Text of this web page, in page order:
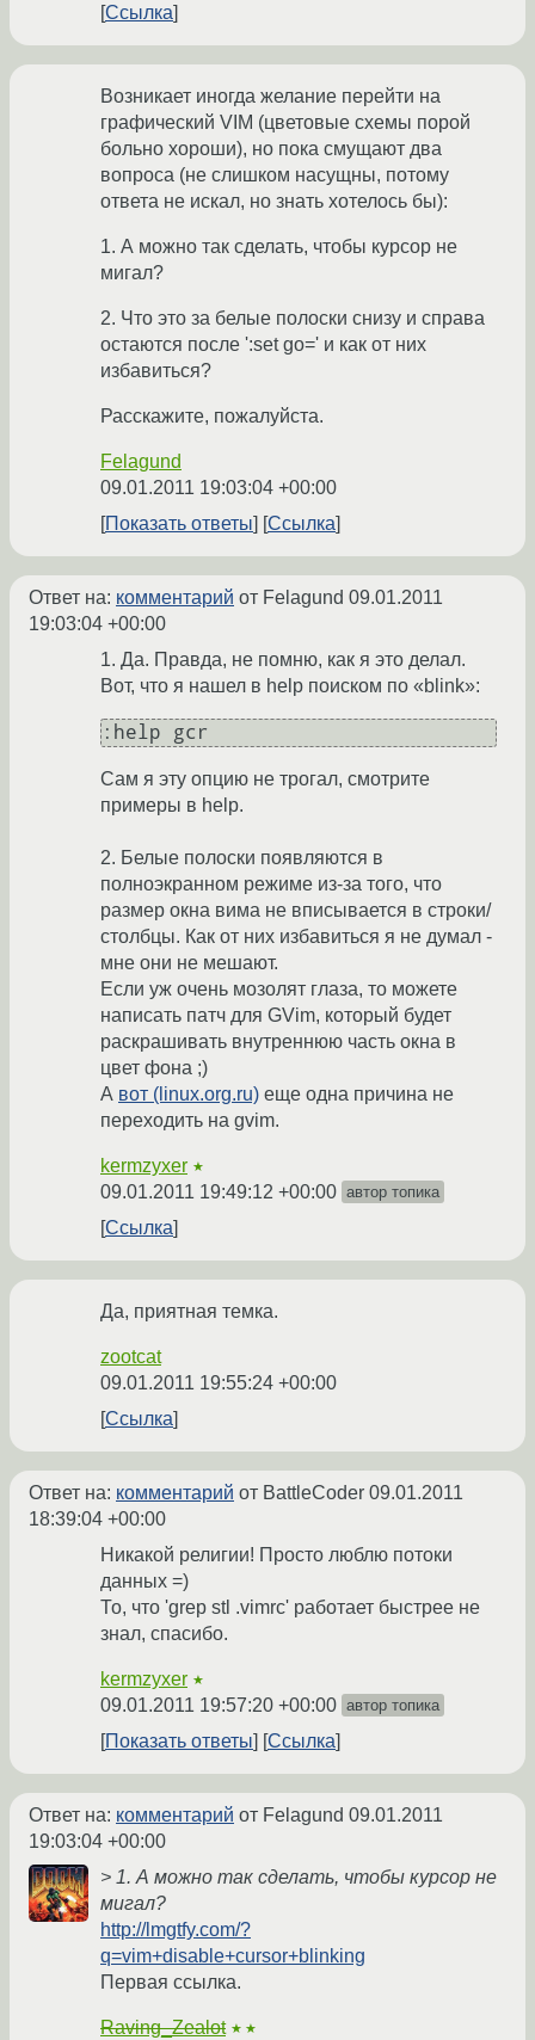
Ссылка
Возникает иногда желание перейти на
графический VIM (цветовые схемы порой
больно хороши), но пока смущают два
вопроса (не слишком насущны, потому
ответа не искал, но знать хотелось бы):
1. А можно так сделать, чтобы курсор не
мигал?
2. Что это за белые полоски снизу и справа
остаются после ':set go=' и как от них
избавиться?
Расскажите, пожалуйста.
Felagund
09.01.2011 19:03:04 +00:00
Показать ответы
Ссылка
Ответ на: комментарий от Felagund 09.01.2011
19:03:04 +00:00
1. Да. Правда, не помню, как я это делал.
Вот, что я нашел в help поиском по «blink»:
Сам я эту опцию не трогал, смотрите
примеры в help.
2. Белые полоски появляются в
полноэкранном режиме из-за того, что
размер окна вима не вписывается в строки/
столбцы. Как от них избавиться я не думал -
мне они не мешают.
Если уж очень мозолят глаза, то можете
написать патч для GVim, который будет
раскрашивать внутреннюю часть окна в
цвет фона ;)
А вот (linux.org.ru) еще одна причина не
переходить на gvim.
kermzyxer ★
09.01.2011 19:49:12 +00:00 автор топика
Ссылка
Да, приятная темка.
zootcat
09.01.2011 19:55:24 +00:00
Ссылка
Ответ на: комментарий от BattleCoder 09.01.2011
18:39:04 +00:00
Никакой религии! Просто люблю потоки
данных =)
То, что 'grep stl .vimrc' работает быстрее не
знал, cпасибо.
kermzyxer ★
09.01.2011 19:57:20 +00:00 автор топика
Показать ответы Ссылка
Ответ на: комментарий от Felagund 09.01.2011
19:03:04 +00:00
> 1. А можно так сделать, чтобы курсор не
мигал?
http://lmgtfy.com/?
q=vim+disable+cursor+blinking
Первая ссылка.
Raving_Zealot ★★